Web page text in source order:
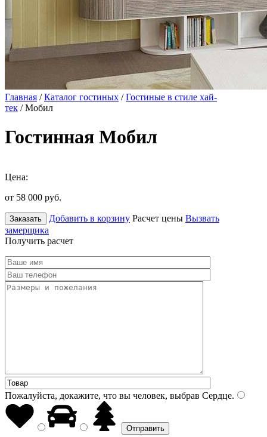
Главная /Каталог гостиных /Гостиные в стиле хай-
тек / Мобил
Гостинная Мобил
Цена:
от 58 000 руб.
Заказать Добавить в корзину Расчет цены Вызвать
замерщика
Получить расчет
Пожалуйста, докажите, что вы человек, выбрав Сердце.